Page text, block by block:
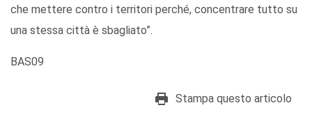
che mettere contro i territori perché, concentrare tutto su
una stessa città è sbagliato”.
BAS09
Stampa questo articolo